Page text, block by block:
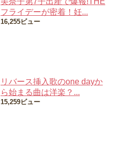
フライデーが密着！妊...
16,255ビュー
リバース挿入歌のone dayか
ら始まる曲は洋楽？...
15,259ビュー